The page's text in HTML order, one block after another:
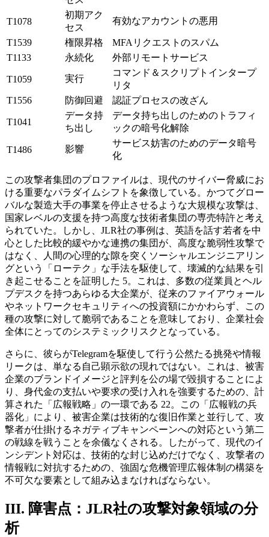
T1078
初期アク
セス
有効なアカウントの悪用
T1539 権限昇格
MFAリクエストのスパム
T1133
永続化 外部リモートサービス
T1059 実行
コマンド＆スクリプトインタープ
リタ
T1556
防御回避 認証プロセスの改ざん
T1041
データ持
ち出し
データ持ち出しのためのトラフィ
ックの暗号化解除
T1486 影響
サービス妨害のためのデータ暗号
化
この攻撃者集団のプロファイルは、現代のサイバー脅威にお
ける重要なパラダイムシフトを象徴している。かつてグロー
バルな製造大手の事業を停止させるような大規模な攻撃は、
国家レベルの支援を持つ高度な技術者集団の専売特許と考え
られていた。しかし、JLR社の事例は、英語を話す若者を中
心とした比較的緩やかな連携の集団が、高度な脆弱性攻撃で
はなく、人間の心理的な隙を突くソーシャルエンジニアリン
グという「ローテク」な手法を駆使して、壊滅的な結果を引
き起こせることを証明した 5。これは、多数の従業員とヘル
プデスクを持つあらゆる大企業が、従来のファイアウォール
やネットワークセキュリティへの投資額にかかわらず、この
種の攻撃に対して脆弱であることを意味しており、企業社会
全体にとってのシステミックリスクとなっている。
さらに、彼らがTelegramを駆使して行う公然たる挑発や情報
リークは、単なる自己顕示欲の現れではない。これは、被害
企業のブランドイメージと評判を公の場で毀損することによ
り、身代金の支払いや要求の受け入れを強要するための、計
算された「広報戦略」の一環である 22。この「広報戦の兵
器化」により、被害企業は技術的な復旧作業と並行して、攻
撃者が仕掛けるネガティブキャンペーンへの対応という第二
の戦線を戦うことを余儀なくされる。したがって、現代のイ
ンシデント対応は、技術的な封じ込めだけでなく、攻撃者の
情報戦に対抗するための、強固な危機管理広報体制の構築を
不可欠な要素として組み込まなければならない。
III. 障害点：JLR社の攻撃対象領域の分
析